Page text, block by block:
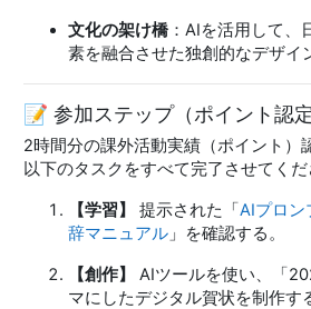
文化の架け橋 ：AIを活用して、
素を融合させた独創的なデザイ
📝 参加ステップ（ポイント認定
2時間分の課外活動実績（ポイント）
以下のタスクをすべて完了させてくだ
【学習】 提示された「AIプロン
辞マニュアル 」を確認する。
【創作】
AIツールを使い、「
マにしたデジタル賀状を制作す